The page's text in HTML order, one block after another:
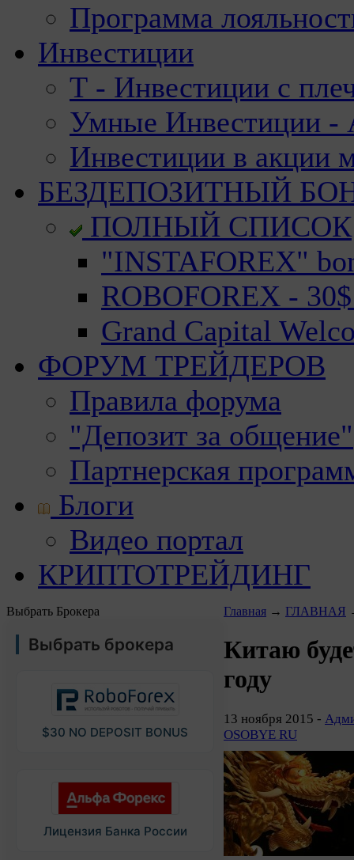
Программа
Инвестиции
Т - Инвестиции с
Умные Инвестиции -
Инвестиции в акции
БЕЗДЕПОЗИТНЫЙ
ПОЛНЫЙ СПИСОК
"INSTAFOREX"
ROBOFOREX -
Grand Capital
ФОРУМ ТРЕЙДЕРОВ
Правила форума
"Депозит за общение"
Партнерская
Блоги
Видео портал
КРИПТОТРЕЙДИНГ
Выбрать Брокера
Выбрать брокера
$30 NO DEPOSIT BONUS
Лицензия Банка России
Главная → ГЛАВНАЯ
Китаю
году
13 ноября 2015 -
OSOBYE RU